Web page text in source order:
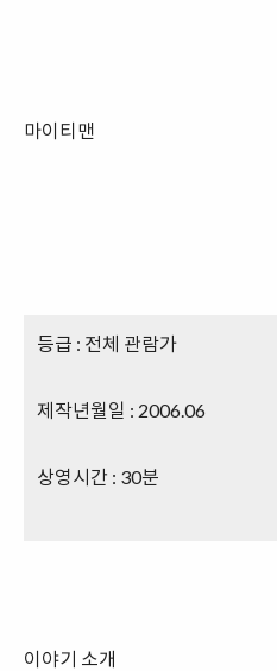
마이티맨
등급 : 전체 관람가
제작년월일 : 2006.06
상영시간 : 30분
이야기 소개